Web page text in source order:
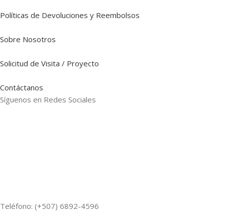
Políticas de Devoluciones y Reembolsos
Sobre Nosotros
Solicitud de Visita / Proyecto
Contáctanos
Síguenos en Redes Sociales
Teléfono: (+507) 6892-4596